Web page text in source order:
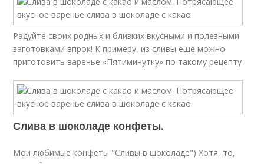
Радуйте своих родных и близких вкусными и полезными
заготовками впрок! К примеру, из сливы еще можно
приготовить варенье «Пятиминутку» по такому рецепту .
Слива в шоколаде конфеты.
Мои любимые конфеты "Сливы в шоколаде") Хотя, то,